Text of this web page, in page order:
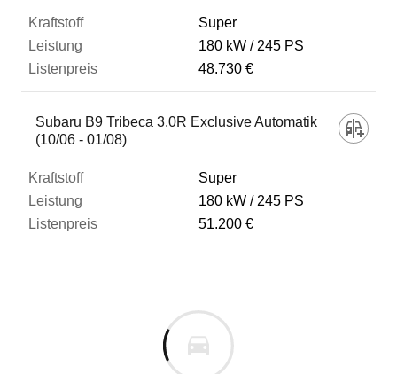
Super
180 kW
245 PS
48.730 €
Subaru B9 Tribeca 3.0R Exclusive Automatik
(10/06 - 01/08)
Super
180 kW
245 PS
51.200 €